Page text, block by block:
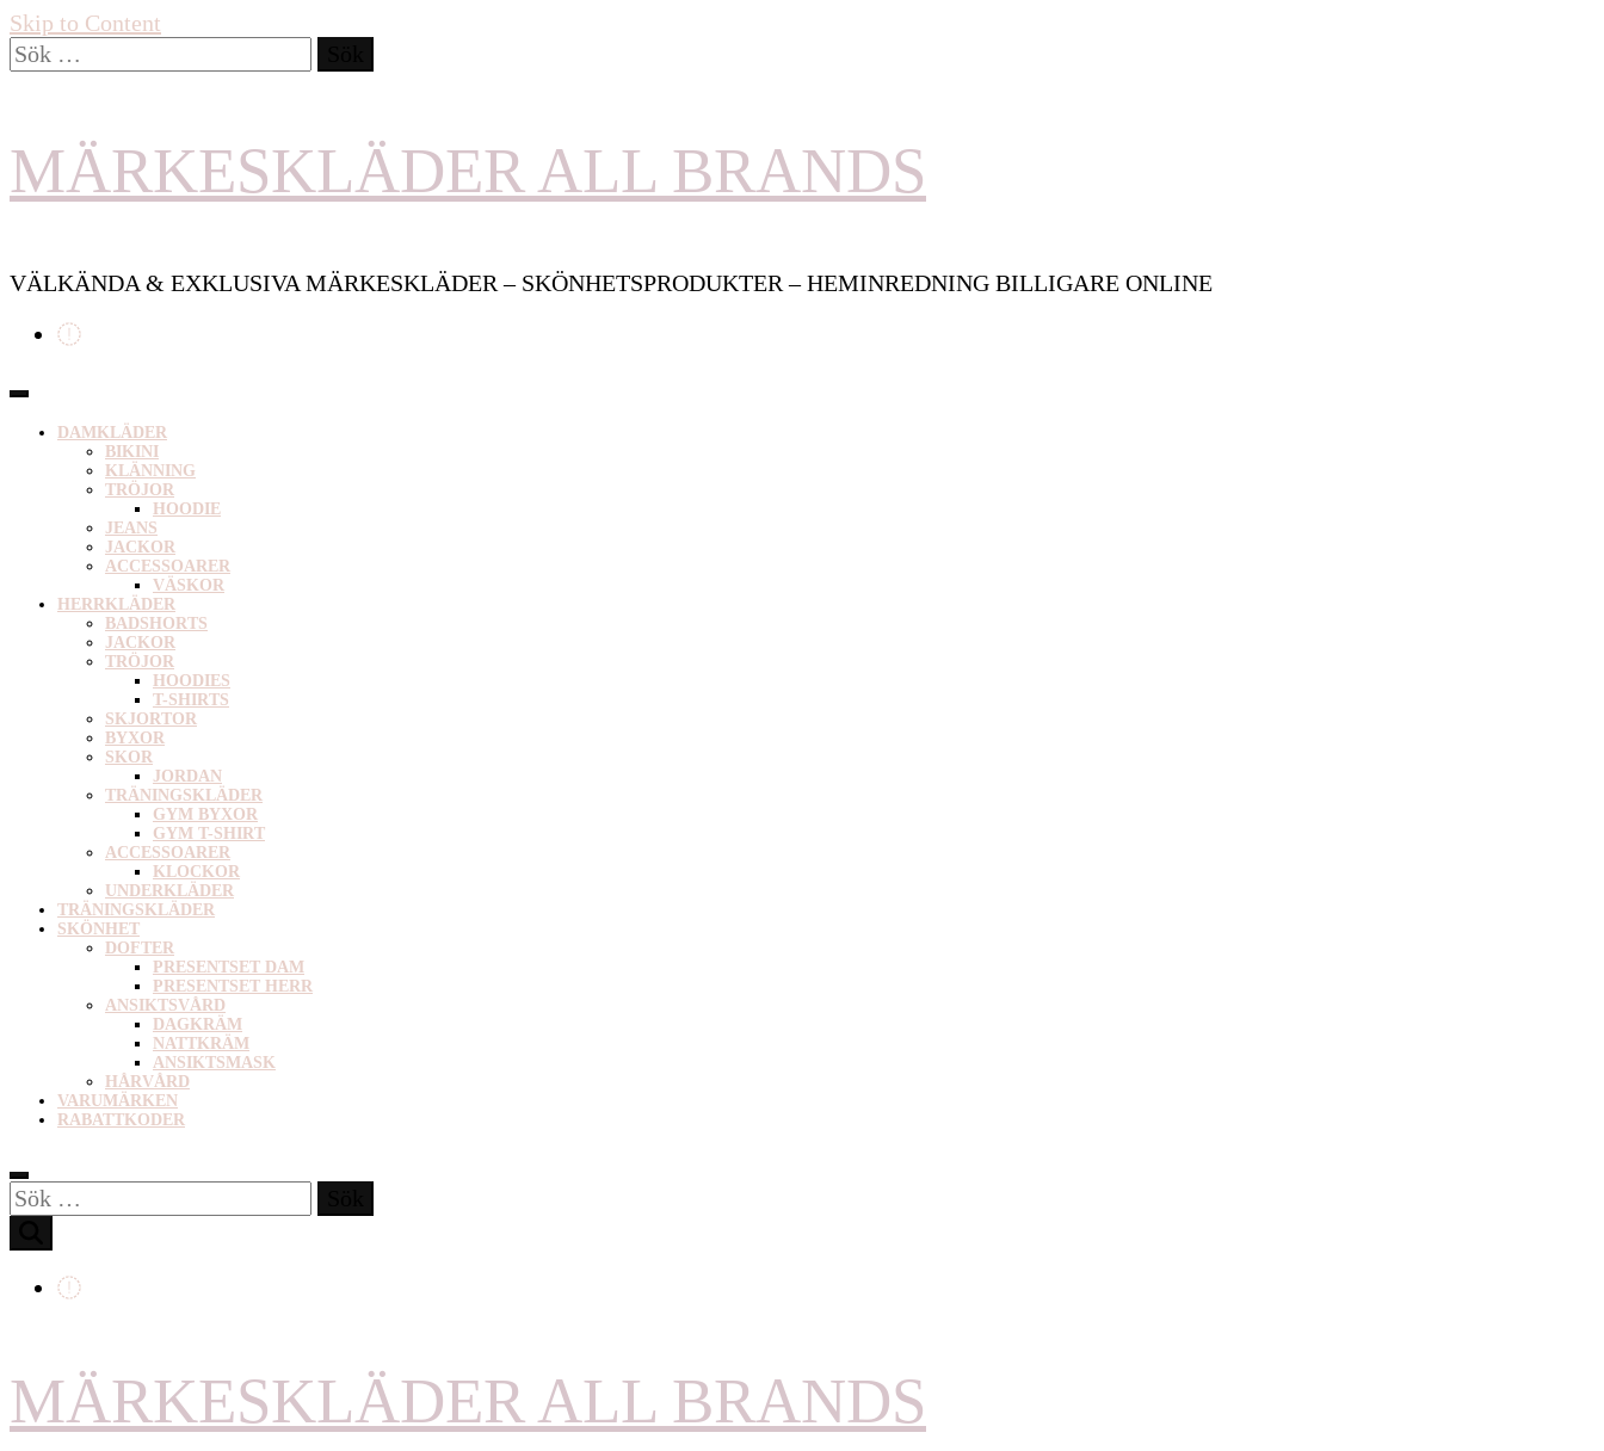
Skip to Content
Sök
efter:
MÄRKESKLÄDER ALL BRANDS
VÄLKÄNDA & EXKLUSIVA MÄRKESKLÄDER – SKÖNHETSPRODUKTER – HEMINREDNING BILLIGARE ONLINE
DAMKLÄDER
BIKINI
KLÄNNING
TRÖJOR
HOODIE
JEANS
JACKOR
ACCESSOARER
VÄSKOR
HERRKLÄDER
BADSHORTS
JACKOR
TRÖJOR
HOODIES
T-SHIRTS
SKJORTOR
BYXOR
SKOR
JORDAN
TRÄNINGSKLÄDER
GYM BYXOR
GYM T-SHIRT
ACCESSOARER
KLOCKOR
UNDERKLÄDER
TRÄNINGSKLÄDER
SKÖNHET
DOFTER
PRESENTSET DAM
PRESENTSET HERR
ANSIKTSVÅRD
DAGKRÄM
NATTKRÄM
ANSIKTSMASK
HÅRVÅRD
VARUMÄRKEN
RABATTKODER
Sök
efter:
MÄRKESKLÄDER ALL BRANDS